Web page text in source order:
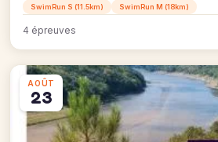
SwimRun S (11.5km)
SwimRun M (18km)
4 épreuves
AOÛT
23